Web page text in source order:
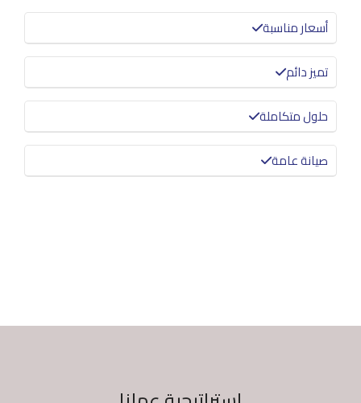
أسعار مناسبة
تميز دائم
حلول متكاملة
صيانة عامة